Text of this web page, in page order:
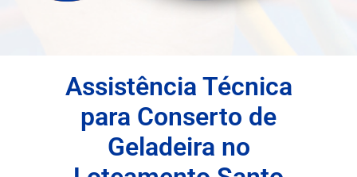
Assistência Técnica
para Conserto de
Geladeira no